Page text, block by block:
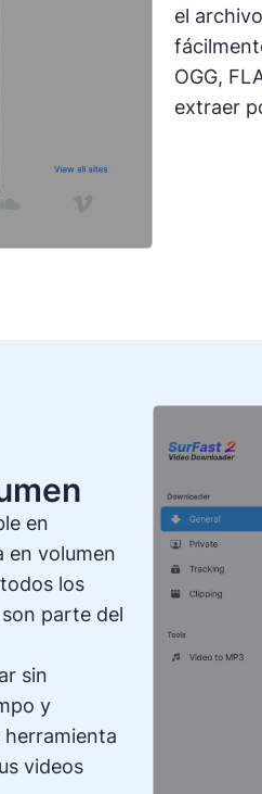
el
OGG,
extraer
en
en volumen
los
parte del
sin
y
herramienta
videos